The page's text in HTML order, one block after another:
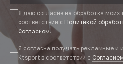
Я даю согласие на обработку
соответствии с Политикой
Согласием.
Я согласна получать рекламные и
Ktsport в соответствии с